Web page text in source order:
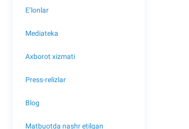
E’lonlar
Mediateka
Axborot xizmati
Press-relizlar
Blog
Matbuotda nashr etilgan